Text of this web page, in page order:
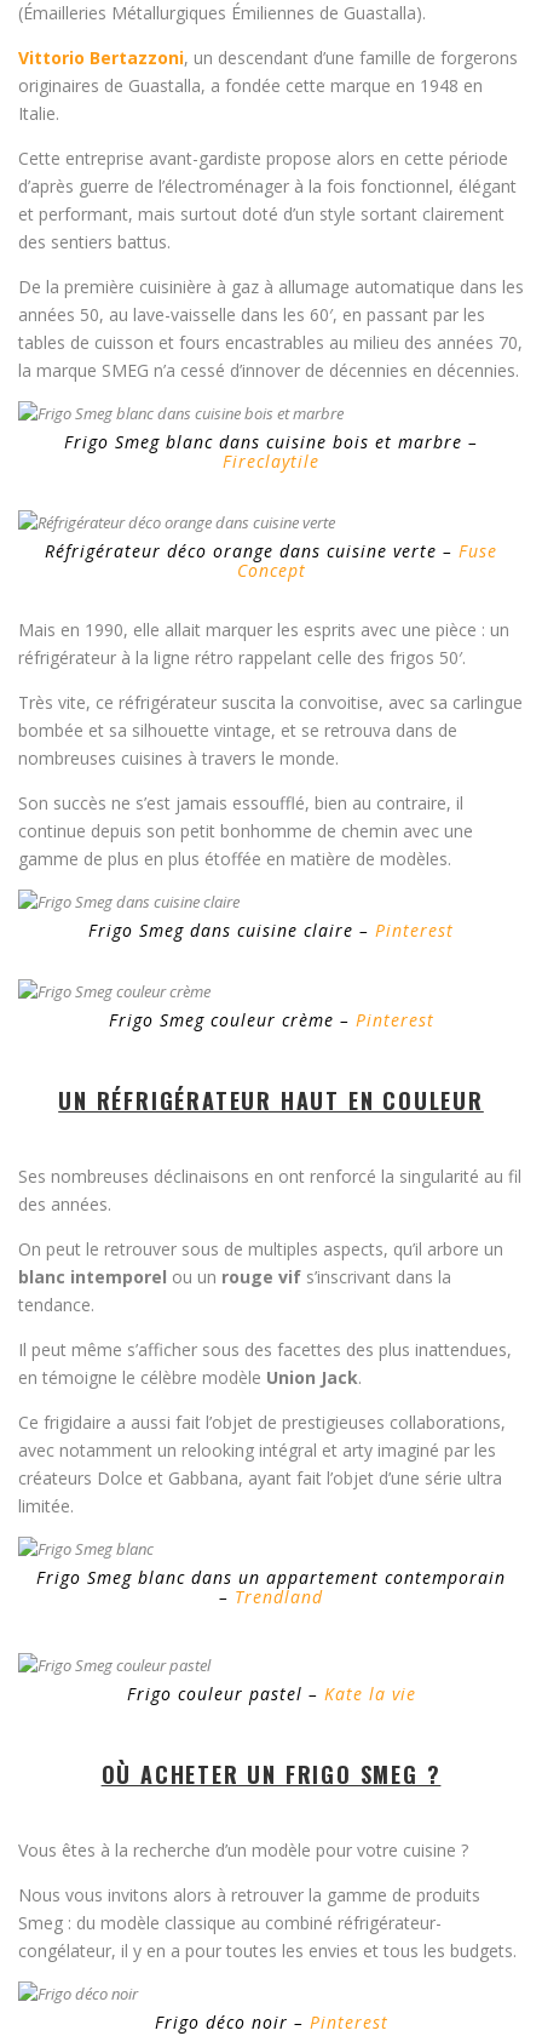
(Émailleries Métallurgiques Émiliennes de Guastalla).
Vittorio Bertazzoni, un descendant d’une famille de forgerons
originaires de Guastalla, a fondée cette marque en 1948 en
Italie.
Cette entreprise avant-gardiste propose alors en cette période
d’après guerre de l’électroménager à la fois fonctionnel, élégant
et performant, mais surtout doté d’un style sortant clairement
des sentiers battus.
De la première cuisinière à gaz à allumage automatique dans les
années 50, au lave-vaisselle dans les 60′, en passant par les
tables de cuisson et fours encastrables au milieu des années 70,
la marque SMEG n’a cessé d’innover de décennies en décennies.
Frigo Smeg blanc dans cuisine bois et marbre –
Fireclaytile
Réfrigérateur déco orange dans cuisine verte – Fuse
Concept
Mais en 1990, elle allait marquer les esprits avec une pièce : un
réfrigérateur à la ligne rétro rappelant celle des frigos 50′.
Très vite, ce réfrigérateur suscita la convoitise, avec sa carlingue
bombée et sa silhouette vintage, et se retrouva dans de
nombreuses cuisines à travers le monde.
Son succès ne s’est jamais essoufflé, bien au contraire, il
continue depuis son petit bonhomme de chemin avec une
gamme de plus en plus étoffée en matière de modèles.
Frigo Smeg dans cuisine claire – Pinterest
Frigo Smeg couleur crème – Pinterest
UN RÉFRIGÉRATEUR HAUT EN COULEUR
Ses nombreuses déclinaisons en ont renforcé la singularité au fil
des années.
On peut le retrouver sous de multiples aspects, qu’il arbore un
blanc intemporel ou un rouge vif s’inscrivant dans la
tendance.
Il peut même s’afficher sous des facettes des plus inattendues,
en témoigne le célèbre modèle Union Jack.
Ce frigidaire a aussi fait l’objet de prestigieuses collaborations,
avec notamment un relooking intégral et arty imaginé par les
créateurs Dolce et Gabbana, ayant fait l’objet d’une série ultra
limitée.
Frigo Smeg blanc dans un appartement contemporain
– Trendland
Frigo couleur pastel – Kate la vie
OÙ ACHETER UN FRIGO SMEG ?
Vous êtes à la recherche d’un modèle pour votre cuisine ?
Nous vous invitons alors à retrouver la gamme de produits
Smeg : du modèle classique au combiné réfrigérateur-
congélateur, il y en a pour toutes les envies et tous les budgets.
Frigo déco noir – Pinterest